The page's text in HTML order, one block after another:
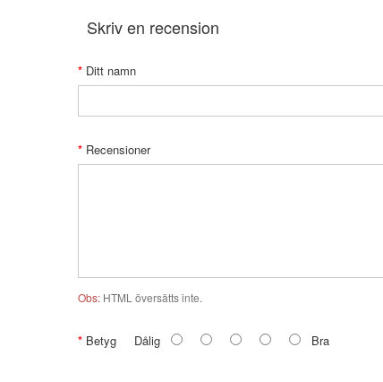
Skriv en recension
Ditt namn
Recensioner
Obs: HTML översätts inte.
Betyg Dålig Bra